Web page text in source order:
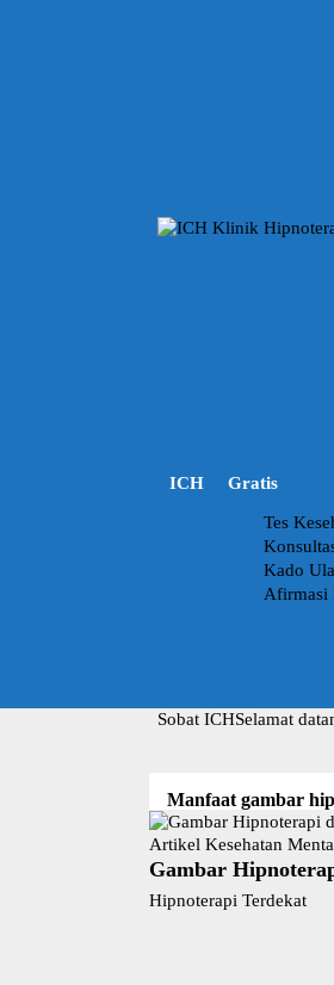
ICH Gratis
Tes
Kado
Afirmasi
Sobat ICHSelamat
Manfaat gambar
Artikel Kesehatan
Gambar
Hipnoterapi Terdekat